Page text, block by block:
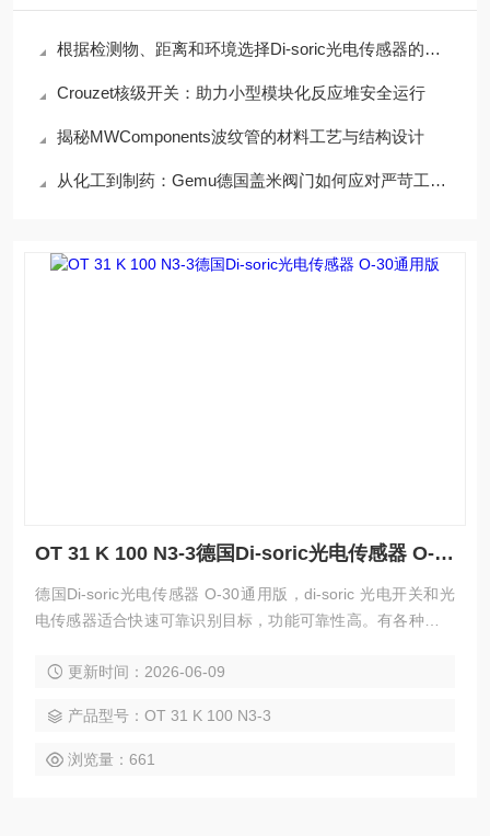
根据检测物、距离和环境选择Di-soric光电传感器的指南
Crouzet核级开关：助力小型模块化反应堆安全运行
揭秘MWComponents波纹管的材料工艺与结构设计
从化工到制药：Gemu德国盖米阀门如何应对严苛工况挑战？
OT 31 K 100 N3-3德国Di-soric光电传感器 O-30通用版
德国Di-soric光电传感器 O-30通用版，di-soric 光电开关和光
电传感器适合快速可靠识别目标，功能可靠性高。有各种各样
关可供使用。
更新时间：2026-06-09
产品型号：OT 31 K 100 N3-3
浏览量：661